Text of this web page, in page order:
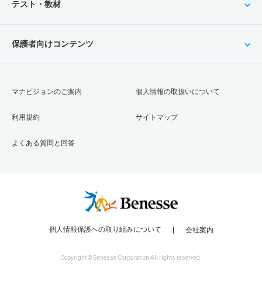
テスト・教材
保護者向けコンテンツ
マナビジョンのご案内
利用規約
よくある質問と回答
個人情報の取扱いについて
サイトマップ
個人情報保護への取り組みについて 会社案内
Copyright © Benesse Corporation All rights reserved.